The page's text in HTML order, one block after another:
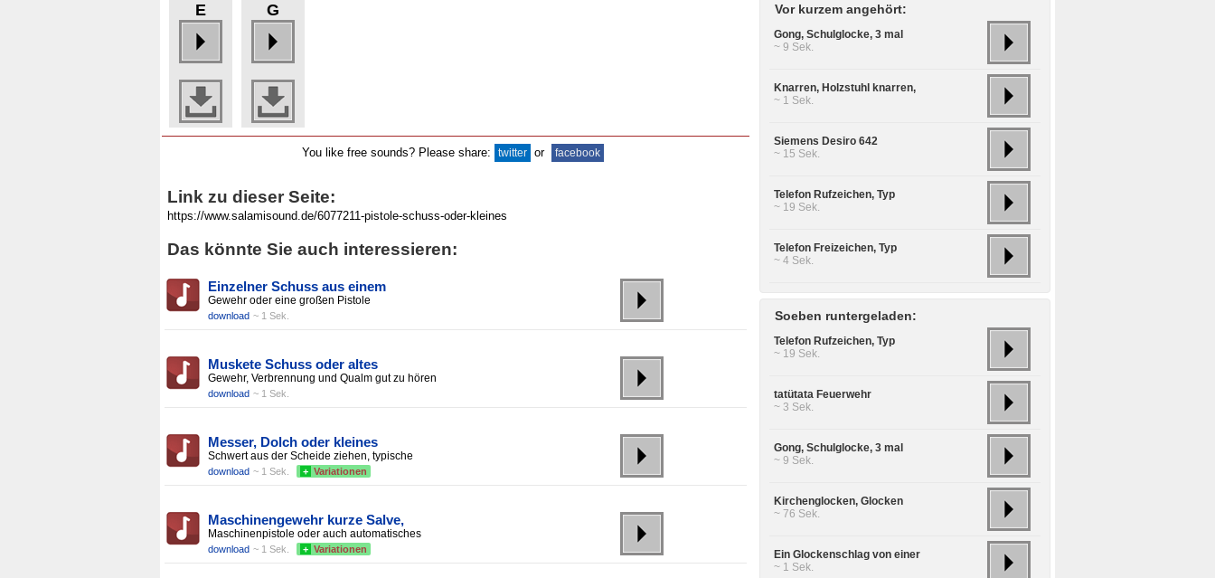
E G
You like free sounds? Please share: twitter or facebook
Link zu dieser Seite:
Das könnte Sie auch interessieren:
Einzelner Schuss aus einem
Gewehr oder eine großen Pistole
download ~ 1 Sek.
Muskete Schuss oder altes
Gewehr, Verbrennung und Qualm gut zu hören
download ~ 1 Sek.
Messer, Dolch oder kleines
Schwert aus der Scheide ziehen, typische
download ~ 1 Sek. + Variationen
Maschinengewehr kurze Salve,
Maschinenpistole oder auch automatisches
download ~ 1 Sek. + Variationen
Vor kurzem angehört:
Gong, Schulglocke, 3 mal
~ 9 Sek.
Knarren, Holzstuhl knarren,
~ 1 Sek.
Siemens Desiro 642
~ 15 Sek.
Telefon Rufzeichen, Typ
~ 19 Sek.
Telefon Freizeichen, Typ
~ 4 Sek.
Soeben runtergeladen:
Telefon Rufzeichen, Typ
~ 19 Sek.
tatütata Feuerwehr
~ 3 Sek.
Gong, Schulglocke, 3 mal
~ 9 Sek.
Kirchenglocken, Glocken
~ 76 Sek.
Ein Glockenschlag von einer
~ 1 Sek.